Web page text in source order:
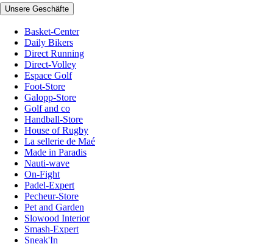
Unsere Geschäfte
Basket-Center
Daily Bikers
Direct Running
Direct-Volley
Espace Golf
Foot-Store
Galopp-Store
Golf and co
Handball-Store
House of Rugby
La sellerie de Maé
Made in Paradis
Nauti-wave
On-Fight
Padel-Expert
Pecheur-Store
Pet and Garden
Slowood Interior
Smash-Expert
Sneak'In